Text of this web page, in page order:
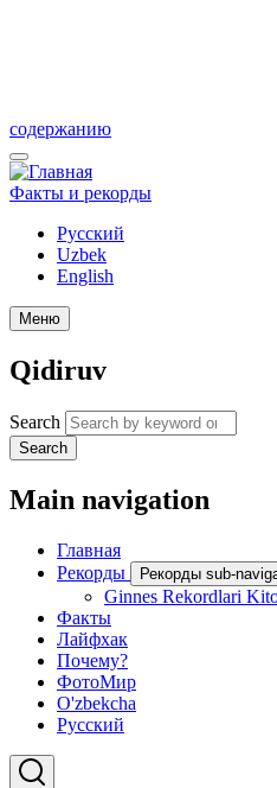
содержанию
Факты и рекорды
Русский
Uzbek
English
Меню
Qidiruv
Search
Search
Main navigation
Главная
Рекорды
Рекорды sub-
Ginnes Rekordlari
Факты
Лайфхак
Почему?
ФотоМир
O'zbekcha
Русский